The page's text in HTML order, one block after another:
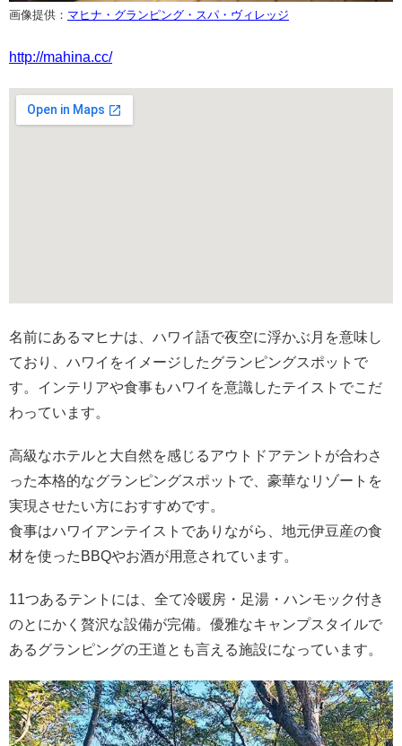
画像提供： マヒナ・グランピング・スパ・ヴィレッジ
http://mahina.cc/
名前にあるマヒナは、ハワイ語で夜空に浮かぶ月を意味し
ており、ハワイをイメージしたグランピングスポットで
す。インテリアや食事もハワイを意識したテイストでこだ
わっています。
高級なホテルと大自然を感じるアウトドアテントが合わさ
った本格的なグランピングスポットで、豪華なリゾートを
実現させたい方におすすめです。
食事はハワイアンテイストでありながら、地元伊豆産の食
材を使ったBBQやお酒が用意されています。
11つあるテントには、全て冷暖房・足湯・ハンモック付き
のとにかく贅沢な設備が完備。優雅なキャンプスタイルで
あるグランピングの王道とも言える施設になっています。